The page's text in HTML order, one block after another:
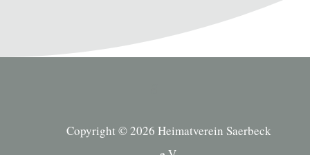
Copyright © 2026 Heimatverein Saerbeck